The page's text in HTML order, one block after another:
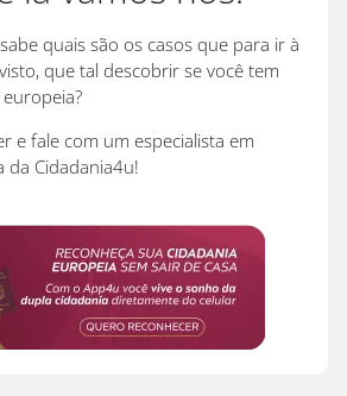
quais são os casos que para ir à
que tal descobrir se você tem
e fale com um especialista em
da Cidadania4u!